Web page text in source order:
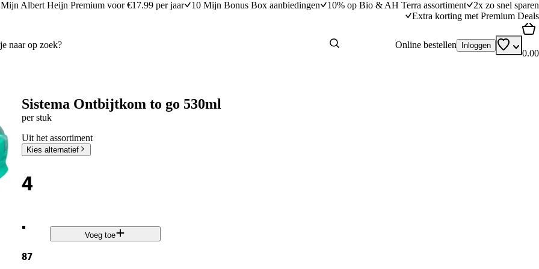
Mijn Albert Heijn Premium voor €17.99 per jaar 10 Mijn Bonus Box aanbiedingen 10% op Bio & AH Terra assortiment
2x zo snel sparen
Extra korting met Premium Deals
Online bestellen Inloggen
0.00
Sistema Ontbijtkom to go 530ml
per stuk
Uit het assortiment
Kies alternatief
4
.
87
Voeg toe